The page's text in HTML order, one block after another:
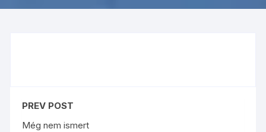
PREV POST
Még nem ismert